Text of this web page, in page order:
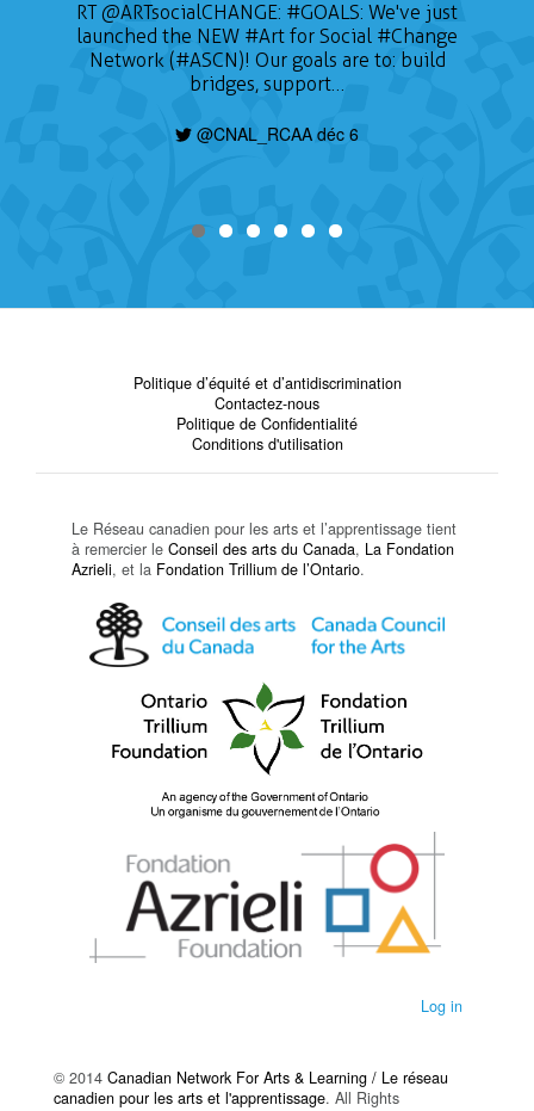
RT@ARTsocialCHANGE: #GOALS: We've just
launched the NEW #Art for Social #Change
Network (#ASCN)! Our goals are to: build
bridges, support…
@CNAL_RCAA déc 6
Politique d’équité et d’antidiscrimination
Contactez-nous
Politique de Confidentialité
Conditions d'utilisation
Le Réseau canadien pour les arts et l’apprentissage tient
à remercier le Conseil des arts du Canada, La Fondation
Azrieli, et la Fondation Trillium de l’Ontario.
Log in
© 2014 Canadian Network For Arts & Learning / Le réseau
canadien pour les arts et l'apprentissage. All Rights